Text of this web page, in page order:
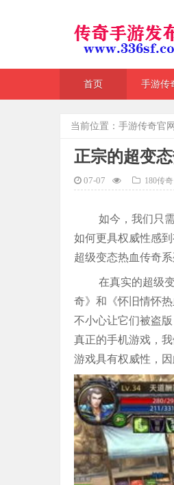
首页 手游传
当前位置： 手游传奇官
正宗的超变
07-07 180传奇
如今，我们只
如何更具权威性感
超级变态热血传奇系
在真实的超级
奇》和《怀旧情怀
不小心让它们被盗
真正的手机游戏，
游戏具有权威性，